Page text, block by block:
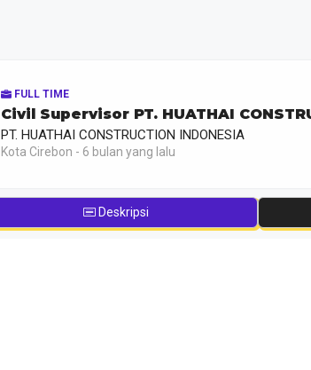
FULL TIME
Civil Supervisor PT. HUATHAI
PT. HUATHAI CONSTRUCTION INDONESIA
Kota Cirebon - 6 bulan yang lalu
Deskripsi